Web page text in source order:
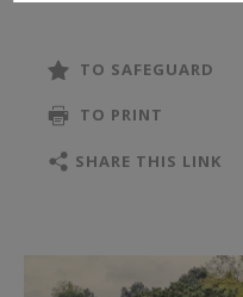
demeures de
s’élève sur quatre
Dès l’entrée, une
TO SAFEGUARD
TO PRINT
SHARE THIS LINK